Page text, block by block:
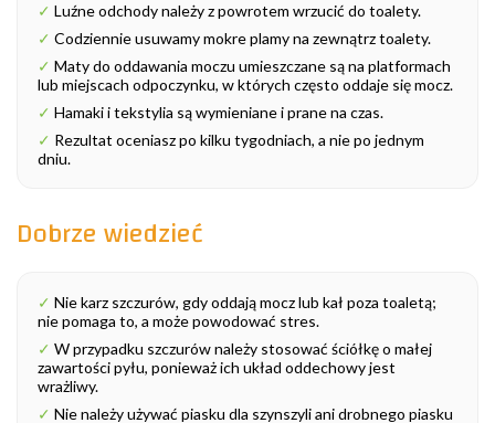
✓ Luźne odchody należy z powrotem wrzucić do toalety.
✓ Codziennie usuwamy mokre plamy na zewnątrz toalety.
✓ Maty do oddawania moczu umieszczane są na platformach
lub miejscach odpoczynku, w których często oddaje się mocz.
✓ Hamaki i tekstylia są wymieniane i prane na czas.
✓ Rezultat oceniasz po kilku tygodniach, a nie po jednym
dniu.
Dobrze wiedzieć
✓ Nie karz szczurów, gdy oddają mocz lub kał poza toaletą;
nie pomaga to, a może powodować stres.
✓ W przypadku szczurów należy stosować ściółkę o małej
zawartości pyłu, ponieważ ich układ oddechowy jest
wrażliwy.
✓ Nie należy używać piasku dla szynszyli ani drobnego piasku